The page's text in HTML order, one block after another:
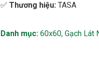
✅ Thương hiệu: TASA
Danh mục: 60x60, Gạch Lát